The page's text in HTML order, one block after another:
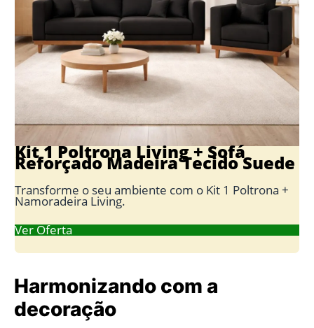
Kit 1 Poltrona Living + Sofá
Reforçado Madeira Tecido Suede
Transforme o seu ambiente com o Kit 1 Poltrona +
Namoradeira Living.
Ver Oferta
Harmonizando com a
decoração